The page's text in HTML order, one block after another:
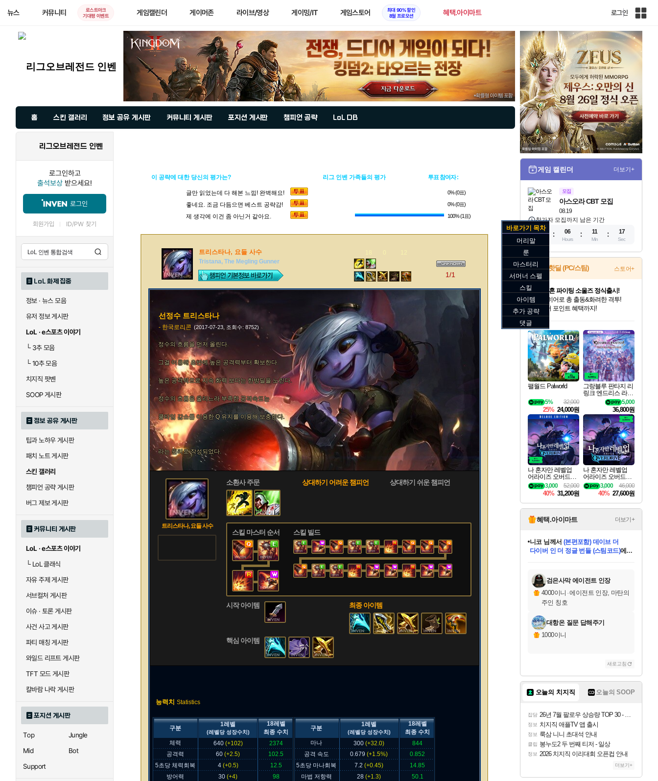
뉴스 커뮤니티
로스트아크
기대평 이벤트
게임캘린더 게이머존 라이브/영상 게이밍/IT 게임스토어
최대 90% 할인
8월 프로모션
혜택.아이마트 로그인
인
체
사
홈 스킨 갤러리 정보 공유 게시판 커뮤니티 게시판 포지션 게시판 챔피언 공략 LoL DB
리그오브레전드 인벤
로그인하고
출석보상 받으세요!
로그인
회원가입 ID/PW 찾기
LoL 화제 집중
정보 · 뉴스 모음
유저 정보 게시판
LoL · e스포츠 이야기
└3추 모음
└10추 모음
치지직 팟벤
SOOP 게시판
정보 공유 게시판
팁과 노하우 게시판
패치 노트 게시판
스킨 갤러리
챔피언 공략 게시판
버그 제보 게시판
커뮤니티 게시판
LoL · e스포츠 이야기
└LoL 클래식
자유 주제 게시판
서브컬처 게시판
이슈 · 토론 게시판
사건 사고 게시판
파티 매칭 게시판
와일드 리프트 게시판
TFT 모드 게시판
칼바람 나락 게시판
포지션 게시판
Top
Jungle
Mid
Bot
Support
이 공략에 대한 당신의 평가는?
글만 읽었는데 다 해본 느낌! 완벽해요!
좋네요. 조금 다듬으면 베스트 공략감!
제 생각에 이건 좀 아닌거 같아요.
리그 인벤 가족들의 평가 투표 참여자 :
0% (0표)
0% (0표)
100% (1표)
트리스타나, 요들 사수
Tristana, The Megling Gunner
12
1/1
선정수 트리스타나
- 한국로리콘 (2017-07-23, 조회수: 8752)
정수의 흐름을 먼저 올린다.
그걸 이용해 초반에 높은 공격력부터 확보한다.
높은 공격력으로 지속 화력 보다는 한방딜을 노린다.
정수의 흐름을 올리느라 부족한 공격속도는
쿨타임 감소를 이용한 Q 유지를 이용해 보충한다.
라는 원리로 작성되었다.
트리스타나, 요들 사수
소환사 주문 상대하기 어려운 챔피언 상대하기 쉬운 챔피언
스킬 마스터 순서 스킬 빌드
시작 아이템
핵심 아이템
최종 아이템
능력치 Statistics
구분
1레벨
(레벨당 성장수치)
18레벨
최종 수치
구분
1레벨
(레벨당 성장수치)
18레벨
최종 수치
체력
640 (+102) 2374 마나 300 (+32.0)
844
공격력
60 (+2.5) 102.5 공격 속도 0.679 (+1.5%)
0.852
5초당 체력회복
4 (+0.5) 12.5 5초당 마나회복 7.2 (+0.45)
14.85
방어력
30 (+4) 98 마법 저항력 28 (+1.3)
50.1
게임 캘린더 더보기+
모집
08.19
아스오라 CBT 모집
참가자 모집까지 남은 기간
11
06
Hours
11
Min
15
Sec
게임 핫딜 (PC/스팀) 스토어+
인벤게임즈 8월 특별 할인!
인기 퍼블리셔 모음!
최대 90% 할인가를 만나보세요!
드래곤소드: 어웨이크닝 입점!
스팀으로 만나는 드래곤소드!
네이버혜택과 함께 만나보세요!
문명 7 특별 할인!
조선&고려 DLC 출시 예정
50%할인&추가 적립까지!
마블 투혼 파이팅 소울즈 정식출시!
마블 히어로 총 출동&화려한 격투!
네이버 포인트 혜택까지!
귀무자: 검의 길 예약 판매 중!
10% 할인과
이니&베니 혜택까지!
비스트 오브 리인카네이션 정식 출시!
게임프릭 신작 IP
네이버 혜택가와 함께 예약하세요!
커세어 코브 출시 기념 할인!
해적'섬'을 발전시키자!
할인&네이버혜택으로 만나보세요!
더 렐릭 퍼스트 가디언 정식 출시
설화x하드코어 액션!
네이버페이 혜택과 만나보세요!
베데스다 40주년 기념 할인 중!
베데스다의 명작들을
40주년 프로모션으로 만나보세요!
캡콤 프렌차이즈 할인 진행 중!
몬헌, 바하 등 인기 IP를
할인가에 만나보세요!
캡콤 일부 상품 상시 할인
몬헌 와일즈 & 드래곤즈 도그마2
일부 에디션 상시 할인!
스타워즈 은하계 레이서
인벤게임즈에서 10% 추가 적립
혜택으로 예약 판매 중
로블록스 기프트 카드 공식 입점
Robux를 가장 안전하고
편안하게 충전하세요
팰월드 Palworld
32,000
5%
25% 24,000원
그랑블루 판타지 리
링크 엔드리스 라그
나로크 업그레이드
킷 Granblue Fantasy
Relink Endless Ragn
arok Upgrade Kit DL
C
5,000
36,800원
나 혼자만 레벨업
어라이즈 오버드라
이브 디럭스 에디션
Solo Leveling Arise
Overdrive Deluxe Edi
tion
52,000
3,000
40% 31,200원
나 혼자만 레벨업
어라이즈 오버드라
이브 Solo Leveling A
rise
46,000
3,000
40% 27,600원
혜택.아이마트 더보기+
교환.
당첨되셨습니다.
니코님께서 (본편포함) 데이브 더
다이버 인 더 정글 번들 (스팀코드)에
당첨되셨습니다.
당첨되셨습니다.
당첨되셨습니다.
당첨되셨습니다.
당첨되셨습니다.
에디션 (스팀코드)를 교환.
당첨되셨습니다.
검은사막 에이전트 인장
4000이니 ·에이전트 인장, 마탄의
주인 칭호
대항온 질문 답해주기
1000이니
새로고침
오늘의 치지직 오늘의 SOOP
잡담 26년 7월 팔로우 상승량 TOP 30 - 월간 치지직
정보 치지직 애플TV 앱 출시
정보 룩삼 니니 초대석 안내
클립 봉누도2 두 번째 티저 - 일상
정보 2026 치지직 이리대회 오픈컵 안내
더보기+
바로가기 목차
머리말
룬
마스터리
서머너 스펠
스킬
아이템
추가 공략
댓글